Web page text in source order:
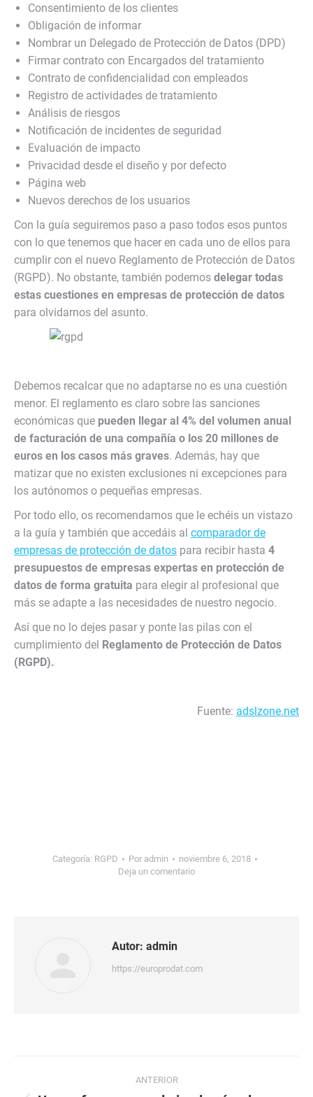
Consentimiento de los clientes
Obligación de informar
Nombrar un Delegado de Protección de Datos (DPD)
Firmar contrato con Encargados del tratamiento
Contrato de confidencialidad con empleados
Registro de actividades de tratamiento
Análisis de riesgos
Notificación de incidentes de seguridad
Evaluación de impacto
Privacidad desde el diseño y por defecto
Página web
Nuevos derechos de los usuarios
Con la guía seguiremos paso a paso todos esos puntos
con lo que tenemos que hacer en cada uno de ellos para
cumplir con el nuevo Reglamento de Protección de Datos
(RGPD). No obstante, también podemos delegar todas
estas cuestiones en empresas de protección de datos
para olvidarnos del asunto.
Debemos recalcar que no adaptarse no es una cuestión
menor. El reglamento es claro sobre las sanciones
económicas que pueden llegar al 4% del volumen anual
de facturación de una compañía o los 20 millones de
euros en los casos más graves. Además, hay que
matizar que no existen exclusiones ni excepciones para
los autónomos o pequeñas empresas.
Por todo ello, os recomendamos que le echéis un vistazo
a la guía y también que accedáis al comparador de
empresas de protección de datos para recibir hasta 4
presupuestos de empresas expertas en protección de
datos de forma gratuita para elegir al profesional que
más se adapte a las necesidades de nuestro negocio.
Así que no lo dejes pasar y ponte las pilas con el
cumplimiento del Reglamento de Protección de Datos
(RGPD).
Fuente: adslzone.net
Categoría: RGPD Por admin
noviembre 6, 2018
Deja un comentario
Autor: admin
https://europrodat.com
NavegaciónANTERIOR